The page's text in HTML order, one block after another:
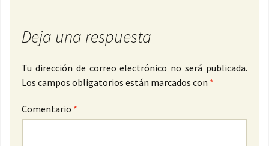
Deja una respuesta
Tu dirección de correo electrónico no será publicada.
Los campos obligatorios están marcados con *
Comentario *